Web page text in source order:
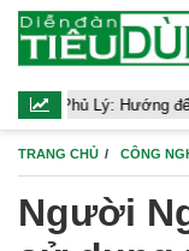
đến thúc đẩy hạ
TRANG CHỦ CÔNG
Người